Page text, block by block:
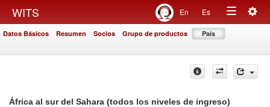
WITS En Es
Toggle
Datos Básicos Resumen Socios Grupo de productos País
África al sur del Sahara (todos los niveles de ingreso)